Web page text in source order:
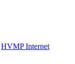
HVMP Internet